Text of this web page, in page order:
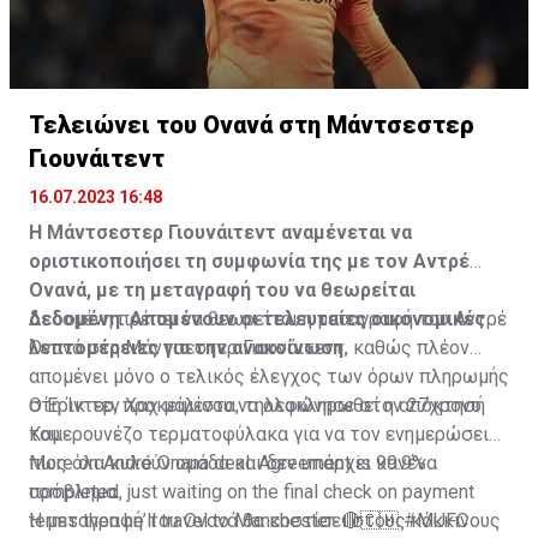
Τελειώνει του Ονανά στη Μάντσεστερ
Γιουνάιτεντ
16.07.2023 16:48
Η Μάντσεστερ Γιουνάιτεντ αναμένεται να
οριστικοποιήσει τη συμφωνία της με τον Αντρέ
Ονανά, με τη μεταγραφή του να θεωρείται
δεδομένη. Απομένουν οι τελευταίες οικονομικές
λεπτομέρειες για την ανακοίνωση.
Δεδομένη πρέπει να θεωρείται η μεταγραφή του Αντρέ
Ονανά στη Μάντσεστερ Γιουνάιτεντ, καθώς πλέον
απομένει μόνο ο τελικός έλεγχος των όρων πληρωμής
στη Ίντερ, προκειμένου να ολοκληρωθεί η απόκτησή
του.
Ο Έρικ τεν Χαχ μάλιστα, τηλεφώνησε στον 27χρονο
Καμερουνέζο τερματοφύλακα για να τον ενημερώσει
πως όλα κυλούν ομάδα και δεν υπάρχει κανένα
πρόβλημα.
More on André Onana deal. Agreement is 99.9%
completed, just waiting on the final check on payment
terms then he’ll travel to Manchester. 🔴🇨🇲#MUFC
Η μεταγραφή του Ονανά θα κοστίσει στους κόκκινους